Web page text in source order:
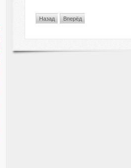
Назад Вперёд